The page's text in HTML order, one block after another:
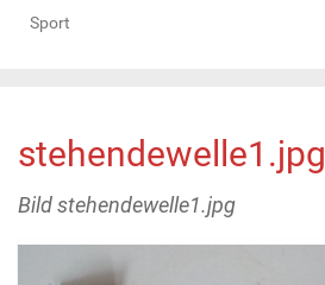
Sport
stehendewelle1.jpg
Bild stehendewelle1.jpg